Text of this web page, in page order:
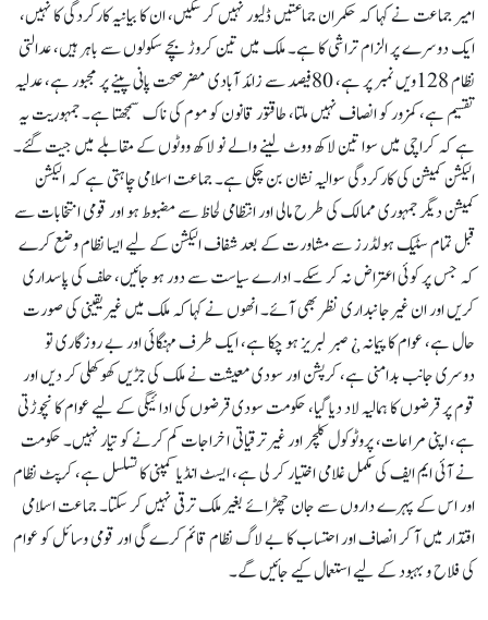
امیر جماعت نے کہا کہ حکمران جماعتیں ڈلیور نہیں کر سکیں، ان کا بیانیہ کارکردگی کا نہیں،
ایک دوسرے پر الزام تراشی کا ہے۔ ملک میں تین کروڑ بچے سکولوں سے باہر ہیں، عدالتی
نظام 128ویں نمبر پر ہے، 80فیصد سے زائد آبادی مضرصحت پانی پینے پر مجبور ہے، عدلیہ
تقسیم ہے، کمزور کو انصاف نہیں ملتا، طاقتور قانون کو موم کی ناک سمجھتا ہے۔ جمہوریت یہ
ہے کہ کراچی میں سوا تین لاکھ ووٹ لینے والے نو لاکھ ووٹوں کے مقابلے میں جیت گئے۔
الیکشن کمیشن کی کارکردگی سوالیہ نشان بن چکی ہے۔ جماعت اسلامی چاہتی ہے کہ الیکشن
کمیشن دیگر جمہوری ممالک کی طرح مالی اور انتظامی لحاظ سے مضبوط ہو اور قومی انتخابات سے
قبل تمام سٹیک ہولڈرز سے مشاورت کے بعد شفاف الیکشن کے لیے ایسا نظام وضع کرے
کہ جس پر کوئی اعتراض نہ کر سکے۔ ادارے سیاست سے دور ہو جائیں، حلف کی پاسداری
کریں اور ان غیرجانبداری نظر بھی آئے۔ انھوں نے کہا کہ ملک میں غیریقینی کی صورت
حال ہے، عوام کا پیمانہ ¿ صبر لبریز ہو چکا ہے، ایک طرف مہنگائی اور بے روزگاری تو
دوسری جانب بدامنی ہے، کرپشن اور سودی معیشت نے ملک کی جڑیں کھوکھلی کر دیں اور
قوم پر قرضوں کا ہمالیہ لاد دیا گیا، حکومت سودی قرضوں کی ادائیگی کے لیے عوام کا نچوڑتی
ہے، اپنی مراعات، پروٹوکول کلچر اور غیرترقیاتی اخراجات کم کرنے کو تیار نہیں۔ حکومت
نے آئی ایم ایف کی مکمل غلامی اختیار کر لی ہے، ایسٹ انڈیا کمپنی کا تسلسل ہے، کرپٹ نظام
اور اس کے پہرے داروں سے جان چھڑائے بغیر ملک ترقی نہیں کر سکتا۔ جماعت اسلامی
اقتدار میں آ کر انصاف اور احتساب کا بے لاگ نظام قائم کرے گی اور قومی وسائل کو عوام
کی فلاح و بہبود کے لیے استعمال کیے جائیں گے۔